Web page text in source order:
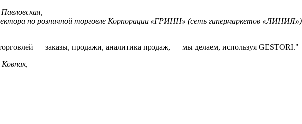
по розничной торговле Корпорации «ГРИНН» (сеть гипермаркетов «ЛИНИЯ»)
— заказы, продажи, аналитика продаж, — мы делаем, используя GESTORI."